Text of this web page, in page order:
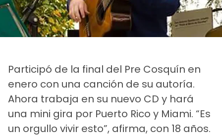
Participó de la final del Pre Cosquín en
enero con una canción de su autoría.
Ahora trabaja en su nuevo CD y hará
una mini gira por Puerto Rico y Miami. “Es
un orgullo vivir esto”, afirma, con 18 años.